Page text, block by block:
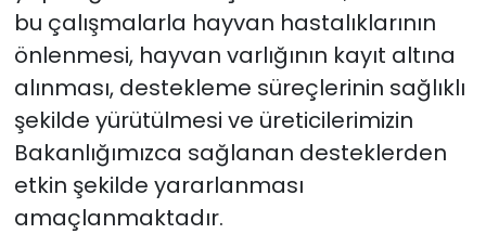
bu çalışmalarla hayvan hastalıklarının
önlenmesi, hayvan varlığının kayıt altına
alınması, destekleme süreçlerinin sağlıklı
şekilde yürütülmesi ve üreticilerimizin
Bakanlığımızca sağlanan desteklerden
etkin şekilde yararlanması
amaçlanmaktadır.